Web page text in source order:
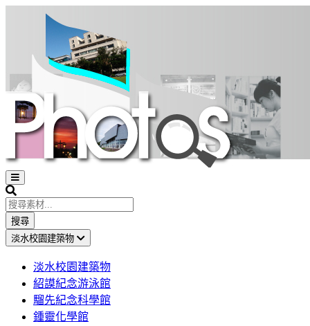
Open
sidebar
Search
搜尋
淡水校園建築物
淡水校園建築物
紹謨紀念游泳館
騮先紀念科學館
鍾靈化學館